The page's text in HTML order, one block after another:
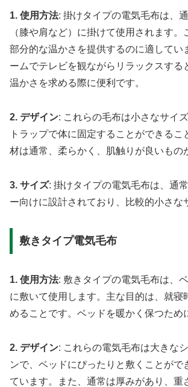
1. 使用方法: 掛けタイプの電気毛布は、
（膝や肩など）に掛けて使用されます。
部分的な温かさを提供するのに適してい
ームでテレビを観ながらリラックスする
温かさを求める際に便利です。
2. デザイン: これらの毛布は小さなサイ
トラップで体に固定することができるこ
材は通常、柔らかく、肌触りが良いもの
3. サイズ: 掛けタイプの電気毛布は、通
ー向けに設計されており、比較的小さな
敷きタイプ電気毛布
1. 使用方法: 敷きタイプの電気毛布は、
に敷いて使用します。主な目的は、就寝
めることです。ベッドを暖かく保つため
2. デザイン: これらの電気毛布は大きな
ンで、ベッドにぴったりと敷くことがで
ています。また、通常は厚みがあり、重